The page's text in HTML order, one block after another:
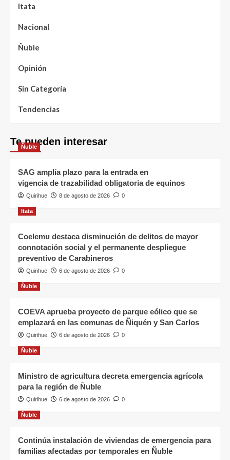
Itata
Nacional
Ñuble
Opinión
Sin Categoría
Tendencias
Te pueden interesar
Ñuble
SAG amplía plazo para la entrada en
vigencia de trazabilidad obligatoria de equinos
Quirihue 8 de agosto de 2026 0
Itata
Coelemu destaca disminución de delitos de mayor
connotación social y el permanente despliegue
preventivo de Carabineros
Quirihue 6 de agosto de 2026 0
Ñuble
COEVA aprueba proyecto de parque eólico que se
emplazará en las comunas de Ñiquén y San Carlos
Quirihue 6 de agosto de 2026 0
Ñuble
Ministro de agricultura decreta emergencia agrícola
para la región de Ñuble
Quirihue 6 de agosto de 2026 0
Ñuble
Continúa instalación de viviendas de emergencia para
familias afectadas por temporales en Ñuble